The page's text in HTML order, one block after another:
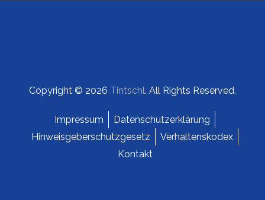
Copyright © 2026 Tintschl. All Rights Reserved.
Impressum
Datenschutzerklärung
Hinweisgeberschutzgesetz
Verhaltenskodex
Kontakt